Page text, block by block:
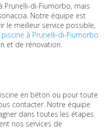
Prunelli-di-Fiumorbo, mais
Notre équipe est
le meilleur service possible,
à Prunelli-di-Fiumorbo
et de rénovation.
en béton ou pour toute
contacter. Notre équipe
dans toutes les étapes
nos services de